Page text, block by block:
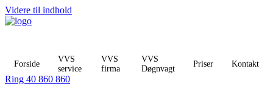
Videre til indhold
Forside
VVS
service
VVS
firma
VVS
Døgnvagt
Priser Kontakt
Ring 40 860 860